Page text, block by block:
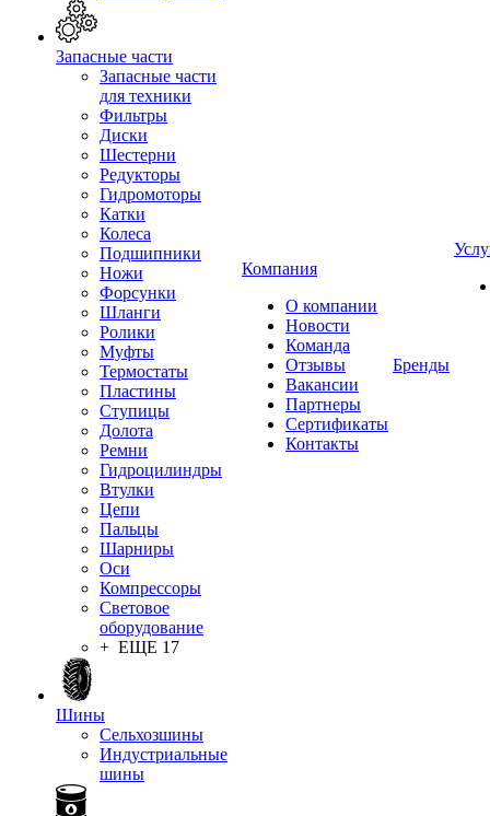
Запасные части
Запасные части
для техники
Фильтры
Диски
Шестерни
Редукторы
Гидромоторы
Катки
Колеса
Подшипники
Ножи
Форсунки
Шланги
Ролики
Муфты
Термостаты
Пластины
Ступицы
Долота
Ремни
Гидроцилиндры
Втулки
Цепи
Пальцы
Шарниры
Оси
Компрессоры
Световое
оборудование
+ ЕЩЕ 17
Шины
Сельхозшины
Индустриальные
шины
Компания
О компании
Новости
Команда
Отзывы
Вакансии
Партнеры
Сертификаты
Контакты
Бренды